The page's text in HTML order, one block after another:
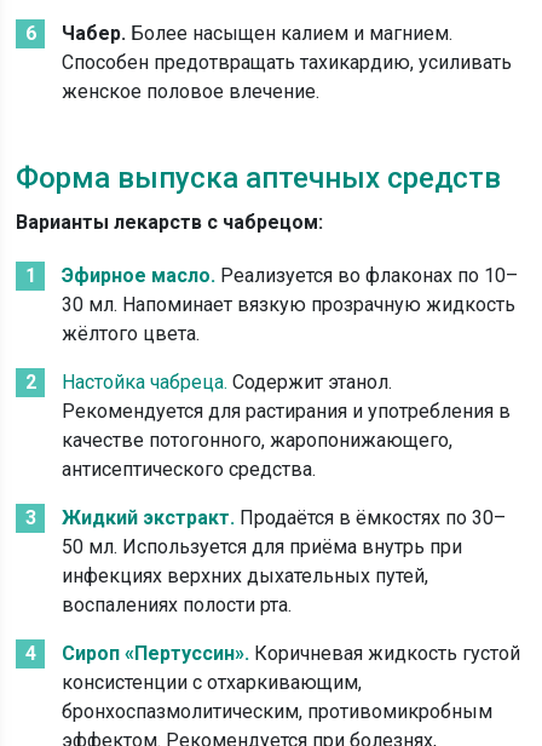
Чабер. Более насыщен калием и магнием.
Способен предотвращать тахикардию, усиливать
женское половое влечение.
Форма выпуска аптечных средств
Варианты лекарств с чабрецом:
Эфирное масло. Реализуется во флаконах по 10–
30 мл. Напоминает вязкую прозрачную жидкость
жёлтого цвета.
Настойка чабреца. Содержит этанол.
Рекомендуется для растирания и употребления в
качестве потогонного, жаропонижающего,
антисептического средства.
Жидкий экстракт. Продаётся в ёмкостях по 30–
50 мл. Используется для приёма внутрь при
инфекциях верхних дыхательных путей,
воспалениях полости рта.
Сироп «Пертуссин». Коричневая жидкость густой
консистенции с отхаркивающим,
бронхоспазмолитическим, противомикробным
эффектом. Рекомендуется при болезнях,